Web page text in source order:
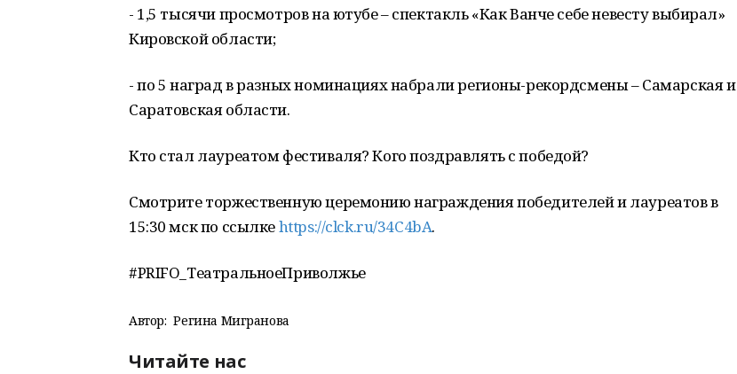
- 1,5 тысячи просмотров на ютубе – спектакль «Как Ванче себе невесту выбирал»
Кировской области;
- по 5 наград в разных номинациях набрали регионы-рекордсмены – Самарская и
Саратовская области.
Кто стал лауреатом фестиваля? Кого поздравлять с победой?
Смотрите торжественную церемонию награждения победителей и лауреатов в
15:30 мск по ссылкеhttps://clck.ru/34C4bA.
#PRIFO_ТеатральноеПриволжье
Автор: Регина Мигранова
Читайте нас